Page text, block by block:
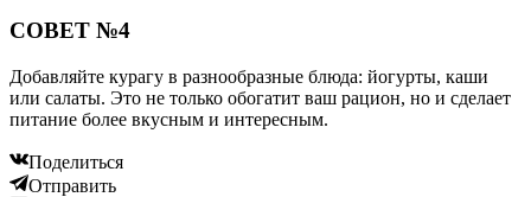
СОВЕТ №4
Добавляйте курагу в разнообразные блюда: йогурты, каши
или салаты. Это не только обогатит ваш рацион, но и сделает
питание более вкусным и интересным.
Поделиться
Отправить